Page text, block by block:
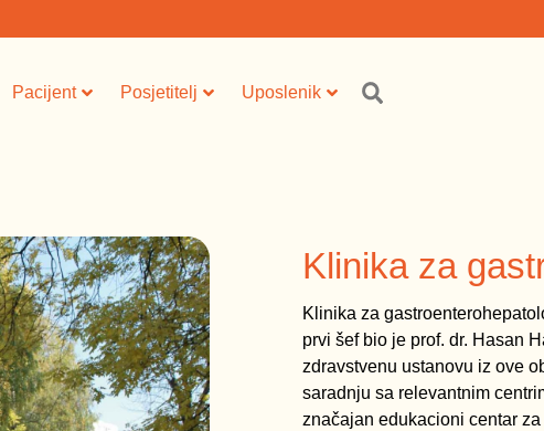
Pacijent Posjetitelj Uposlenik
Klinika za
Klinika za
prvi šef bio je prof. dr. Hasan
zdravstvenu ustanovu iz ove
saradnju sa relevantnim
značajan edukacioni centar